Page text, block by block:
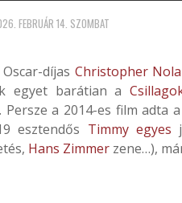
FEBRUÁR 14. SZOMBAT
díjas Christopher
egyet barátian a
Persze a 2014-es film
esztendős Timmy egyes
Hans Zimmer zene…),